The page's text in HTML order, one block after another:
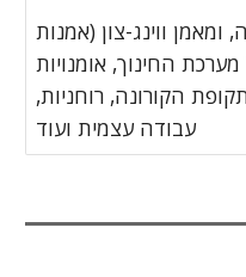
ווינג-צון (אמנות
החינוך, אומנויות
הקורונה, רוחניות,
עבודה עצמית ועוד